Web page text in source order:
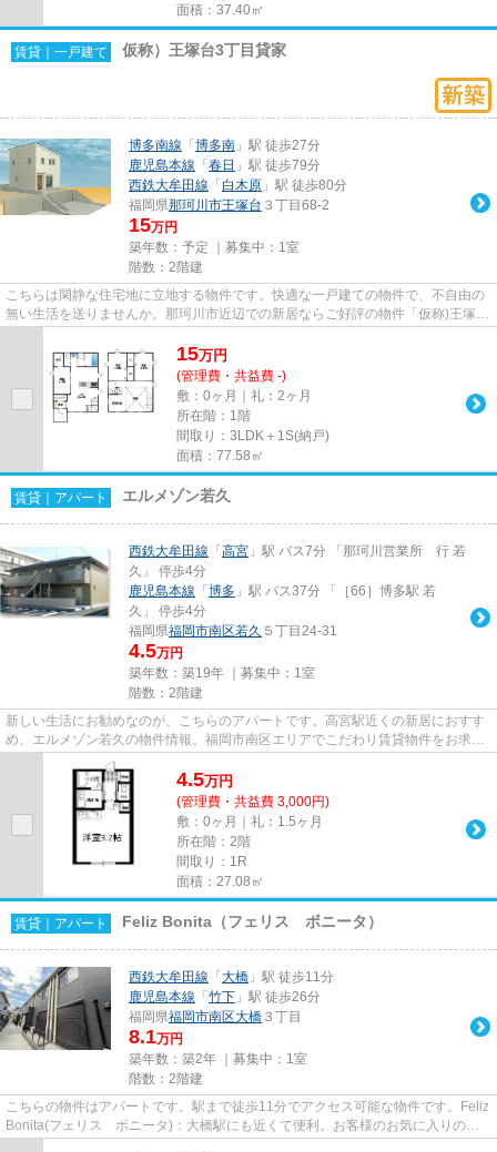
面積：37.40㎡
賃貸｜一戸建て 仮称）王塚台3丁目貸家
博多南線 「 博多南 」駅 徒歩27分
鹿児島本線 「 春日 」駅 徒歩79分
西鉄大牟田線 「 白木原 」駅 徒歩80分
福岡県那珂川市王塚台 ３丁目68-2
15万円
築年数：予定 ｜募集中： 1室
階数：2階建
こちらは閑静な住宅地に立地する物件です。快適な一戸建ての物件で、不自由の
無い生活を送りませんか。那珂川市近辺での新居ならご好評の物件「仮称)王塚台
15万円
(管理費・共益費 -)
敷：0ヶ月｜礼：2ヶ月
所在階：1階
間取り：3LDK＋1S(納戸)
面積：77.58㎡
賃貸｜アパート エルメゾン若久
西鉄大牟田線 「 高宮 」駅 バス7分 「那珂川営業所 行 若
久」 停歩4分
鹿児島本線 「 博多 」駅 バス37分 「［66］博多駅 若
久」 停歩4分
福岡県福岡市南区若久 ５丁目24-31
4.5万円
築年数：築19年 ｜募集中： 1室
階数：2階建
新しい生活にお勧めなのが、こちらのアパートです。高宮駅近くの新居におすす
め、エルメゾン若久の物件情報。福岡市南区エリアでこだわり賃貸物件をお求め
なら高宮周辺はいかがでしょ...
4.5万円
(管理費・共益費 3,000円)
敷：0ヶ月｜礼：1.5ヶ月
所在階：2階
間取り：1R
面積：27.08㎡
賃貸｜アパート Feliz Bonita（フェリス ボニータ）
西鉄大牟田線 「 大橋 」駅 徒歩11分
鹿児島本線 「 竹下 」駅 徒歩26分
福岡県福岡市南区大橋 ３丁目
8.1万円
築年数：築2年 ｜募集中： 1室
階数：2階建
こちらの物件はアパートです。駅まで徒歩11分でアクセス可能な物件です。Feliz
Bonita(フェリス ボニータ)：大橋駅にも近くて便利。お客様のお気に入りの物